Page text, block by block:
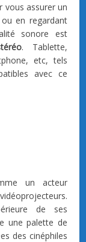
vous assurer un
en regardant
sonore est
. Tablette,
etc, tels
avec ce
un acteur
de ses
une palette de
des cinéphiles